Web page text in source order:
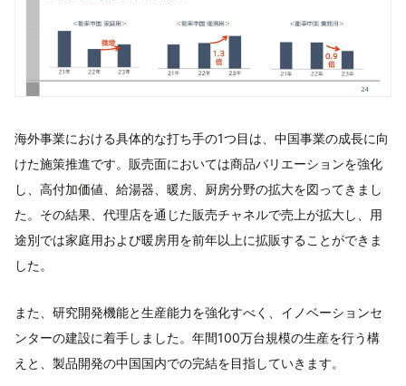
海外事業における具体的な打ち手の1つ目は、中国事業の成長に向
けた施策推進です。販売面においては商品バリエーションを強化
し、高付加価値、給湯器、暖房、厨房分野の拡大を図ってきまし
た。その結果、代理店を通じた販売チャネルで売上が拡大し、用
途別では家庭用および暖房用を前年以上に拡販することができま
した。
また、研究開発機能と生産能力を強化すべく、イノベーションセ
ンターの建設に着手しました。年間100万台規模の生産を行う構
えと、製品開発の中国国内での完結を目指していきます。